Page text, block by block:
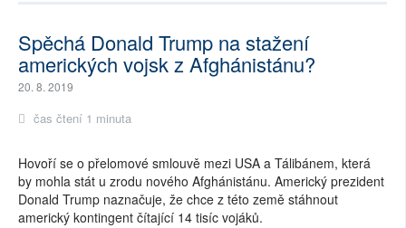
Spěchá Donald Trump na stažení
amerických vojsk z Afghánistánu?
20. 8. 2019
čas čtení 1 minuta
Hovoří se o přelomové smlouvě mezi USA a Tálibánem, která
by mohla stát u zrodu nového Afghánistánu. Americký prezident
Donald Trump naznačuje, že chce z této země stáhnout
americký kontingent čítající 14 tisíc vojáků.